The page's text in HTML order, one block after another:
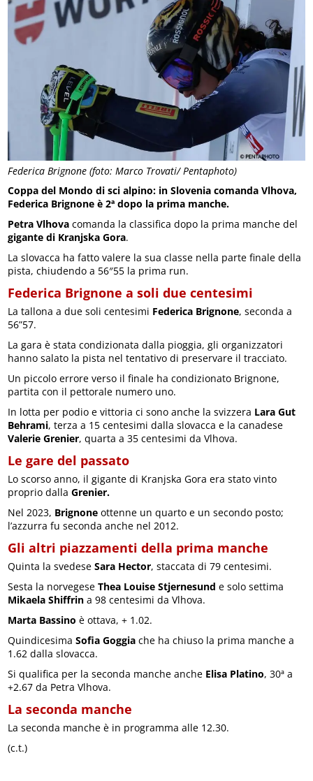
Federica Brignone (foto: Marco Trovati/ Pentaphoto)
Coppa del Mondo di sci alpino: in Slovenia comanda Vlhova,
Federica Brignone è 2ª dopo la prima manche.
Petra Vlhova comanda la classifica dopo la prima manche del
gigante di Kranjska Gora.
La slovacca ha fatto valere la sua classe nella parte finale della
pista, chiudendo a 56″55 la prima run.
Federica Brignone a soli due centesimi
La tallona a due soli centesimi Federica Brignone, seconda a
56”57.
La gara è stata condizionata dalla pioggia, gli organizzatori
hanno salato la pista nel tentativo di preservare il tracciato.
Un piccolo errore verso il finale ha condizionato Brignone,
partita con il pettorale numero uno.
In lotta per podio e vittoria ci sono anche la svizzera Lara Gut
Behrami, terza a 15 centesimi dalla slovacca e la canadese
Valerie Grenier, quarta a 35 centesimi da Vlhova.
Le gare del passato
Lo scorso anno, il gigante di Kranjska Gora era stato vinto
proprio dalla Grenier.
Nel 2023, Brignone ottenne un quarto e un secondo posto;
l’azzurra fu seconda anche nel 2012.
Gli altri piazzamenti della prima manche
Quinta la svedeseSara Hector, staccata di 79 centesimi.
Sesta la norvegeseThea Louise Stjernesund e solo settima
Mikaela Shiffrin a 98 centesimi da Vlhova.
Marta Bassino è ottava, + 1.02.
QuindicesimaSofia Goggia che ha chiuso la prima manche a
1.62 dalla slovacca.
Si qualifica per la seconda manche anche Elisa Platino, 30ª a
+2.67 da Petra Vlhova.
La seconda manche
La seconda manche è in programma alle 12.30.
(c.t.)